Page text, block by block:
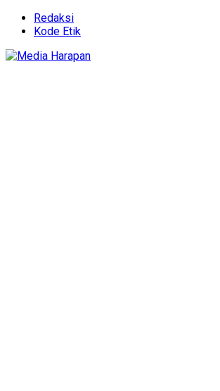
Redaksi
Kode Etik